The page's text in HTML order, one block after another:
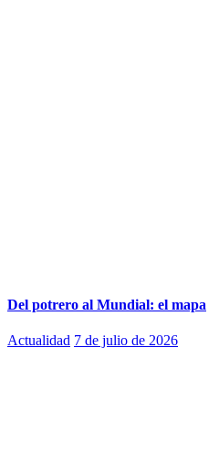
Del potrero al Mundial: el mapa
Actualidad 7 de julio de 2026